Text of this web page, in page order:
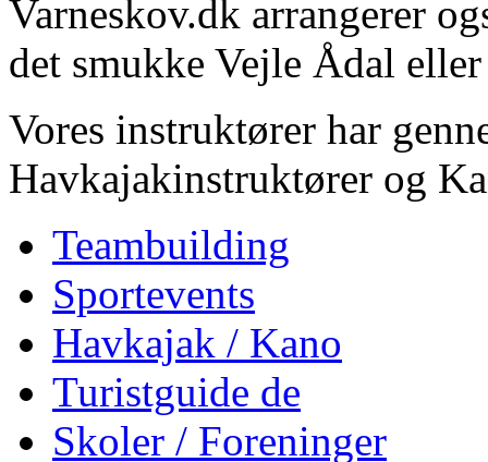
Varneskov.dk arrangerer
det smukke Vejle Ådal eller
Vores instruktører har
Havkajakinstruktører og
Teambuilding
Sportevents
Havkajak / Kano
Turistguide de
Skoler / Foreninger